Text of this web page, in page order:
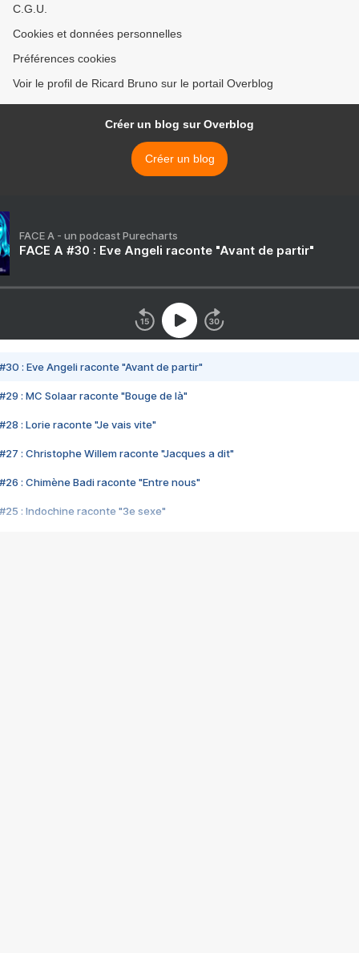
C.G.U.
Cookies et données personnelles
Préférences cookies
Voir le profil de Ricard Bruno sur le portail Overblog
Créer un blog sur Overblog
Créer un blog
FACE A - un podcast Purecharts
FACE A #30 : Eve Angeli raconte "Avant de partir"
#30 : Eve Angeli raconte "Avant de partir"
#29 : MC Solaar raconte "Bouge de là"
#28 : Lorie raconte "Je vais vite"
#27 : Christophe Willem raconte "Jacques a dit"
#26 : Chimène Badi raconte "Entre nous"
#25 : Indochine raconte "3e sexe"